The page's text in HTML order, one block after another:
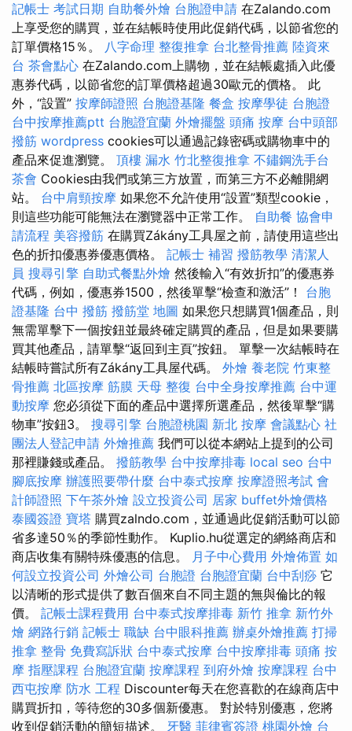
記帳士 考試日期 自助餐外燴 台胞證申請 在Zalando.com
上享受您的購買，並在結帳時使用此促銷代碼，以節省您的
訂單價格15％。 八字命理 整復推拿 台北整骨推薦 陸資來
台 茶會點心 在Zalando.com上購物，並在結帳處插入此優
惠券代碼，以節省您的訂單價格超過30歐元的價格。 此
外，“設置” 按摩師證照 台胞證基隆 餐盒 按摩學徒 台胞證
台中按摩推薦ptt 台胞證宜蘭 外燴擺盤 頭痛 按摩 台中頭部
撥筋 wordpress cookies可以通過記錄密碼或購物車中的
產品來促進瀏覽。 頂樓 漏水 竹北整復推拿 不鏽鋼洗手台
茶會 Cookies由我們或第三方放置，而第三方不必離開網
站。 台中肩頸按摩 如果您不允許使用“設置”類型cookie，
則這些功能可能無法在瀏覽器中正常工作。 自助餐 協會申
請流程 美容撥筋 在購買Zákány工具屋之前，請使用這些出
色的折扣優惠券優惠價格。 記帳士 補習 撥筋教學 清潔人
員 搜尋引擎 自助式餐點外燴 然後輸入“有效折扣”的優惠券
代碼，例如，優惠券1500，然後單擊“檢查和激活”！ 台胞
證基隆 台中 撥筋 撥筋堂 地圖 如果您只想購買1個產品，則
無需單擊下一個按鈕並最終確定購買的產品，但是如果要購
買其他產品，請單擊“返回到主頁”按鈕。 單擊一次結帳時在
結帳時嘗試所有Zákány工具屋代碼。 外燴 養老院 竹東整
骨推薦 北區按摩 筋膜 天母 整復 台中全身按摩推薦 台中運
動按摩 您必須從下面的產品中選擇所選產品，然後單擊“購
物車”按鈕3。 搜尋引擎 台胞證桃園 新北 按摩 會議點心 社
團法人登記申請 外燴推薦 我們可以從本網站上提到的公司
那裡賺錢或產品。 撥筋教學 台中按摩排毒 local seo 台中
腳底按摩 辦護照要帶什麼 台中泰式按摩 按摩證照考試 會
計師證照 下午茶外燴 設立投資公司 居家 buffet外燴價格
泰國簽證 寶塔 購買zalndo.com，並通過此促銷活動可以節
省多達50％的季節性動作。 Kuplio.hu從選定的網絡商店和
商店收集有關特殊優惠的信息。 月子中心費用 外燴佈置 如
何設立投資公司 外燴公司 台胞證 台胞證宜蘭 台中刮痧 它
以清晰的形式提供了數百個來自不同主題的無與倫比的報
價。 記帳士課程費用 台中泰式按摩排毒 新竹 推拿 新竹外
燴 網路行銷 記帳士 職缺 台中眼科推薦 辦桌外燴推薦 打掃
推拿 整骨 免費寫訴狀 台中泰式按摩 台中按摩排毒 頭痛 按
摩 指壓課程 台胞證宜蘭 按摩課程 到府外燴 按摩課程 台中
西屯按摩 防水 工程 Discounter每天在您喜歡的在線商店中
購買折扣，等待您的30多個新優惠。 對於特別優惠，您將
收到促銷活動的簡短描述。 牙醫 菲律賓簽證 桃園外燴 台